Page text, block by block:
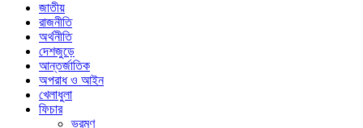
জাতীয়
রাজনীতি
অর্থনীতি
দেশজুড়ে
আন্তর্জাতিক
অপরাধ ও আইন
খেলাধুলা
ফিচার
ভ্রমণ